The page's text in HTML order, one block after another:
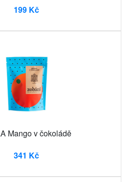
199 Kč
Mango v čokoládě
341 Kč